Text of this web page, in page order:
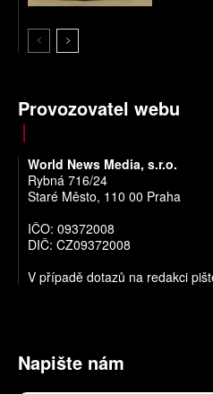
Provozovatel webu
World News Media, s.r.o.
Rybná 716/24
Staré Město, 110 00 Praha
IČO: 09372008
DIČ: CZ09372008
V případě dotazů na redakci
Napište nám